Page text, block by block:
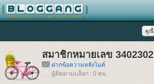
สมาชิกหมายเลข 3402302
ฝากข้อความหลังไมค์
ผู้ติดตามบล็อก : 0 คน